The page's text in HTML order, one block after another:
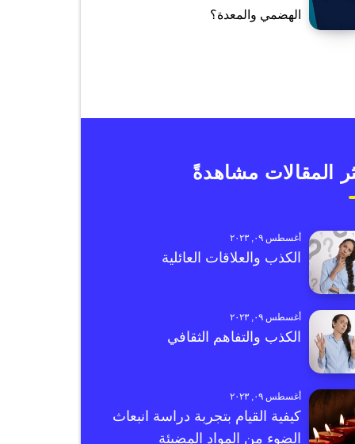
الهضمي والمعدة؟
المقالات مشاهدةً
أغسطس ٠٩, ٢٠٢٣
الكذب والعلاقات العائلية
أغسطس ٠٩, ٢٠٢٣
الكذب والتفاهم الثقافي
أغسطس ٠٩, ٢٠٢٣
كيفية القيام بتجربة دراسة انبعاث
الضوء من المواد المضيئة